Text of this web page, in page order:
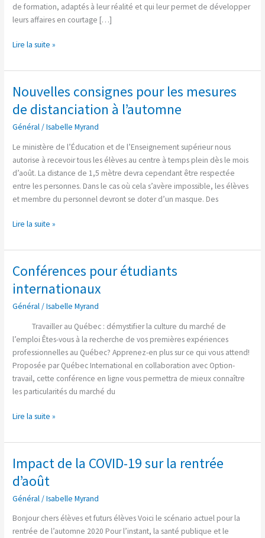
de formation, adaptés à leur réalité et qui leur permet de développer
leurs affaires en courtage […]
Lire la suite »
Nouvelles consignes pour les mesures
de distanciation à l’automne
Général/Isabelle Myrand
Le ministère de l’Éducation et de l’Enseignement supérieur nous
autorise à recevoir tous les élèves au centre à temps plein dès le mois
d’août. La distance de 1,5 mètre devra cependant être respectée
entre les personnes. Dans le cas où cela s’avère impossible, les élèves
et membre du personnel devront se doter d’un masque. Des
Nouvelles
pour
les
l’automne
Lire la suite »
Conférences pour étudiants
internationaux
Général/Isabelle Myrand
Travailler au Québec : démystifier la culture du marché de
l’emploi Êtes-vous à la recherche de vos premières expériences
professionnelles au Québec? Apprenez-en plus sur ce qui vous attend!
Proposée par Québec International en collaboration avec Option-
travail, cette conférence en ligne vous permettra de mieux connaître
les particularités du marché du
Conférences
étudiants
internationaux
Lire la suite »
Impact de la COVID-19 sur la rentrée
d’août
Général/Isabelle Myrand
Bonjour chers élèves et futurs élèves Voici le scénario actuel pour la
rentrée de l’automne 2020 Pour l’instant, la santé publique et le
Impact
la
COVID-